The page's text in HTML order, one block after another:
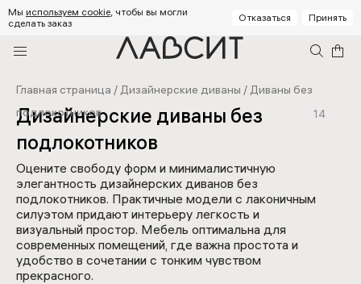
Мы используем cookie, чтобы вы могли
сделать заказ
Отказаться Принять
Главная страница /Дизайнерские диваны /Диваны без
подлокотников
Дизайнерские диваны без
подлокотников
14
Оцените свободу форм и минималистичную
элегантность дизайнерских диванов без
подлокотников. Практичные модели с лаконичным
силуэтом придают интерьеру легкость и
визуальный простор. Мебель оптимальна для
современных помещений, где важна простота и
удобство в сочетании с тонким чувством
прекрасного.